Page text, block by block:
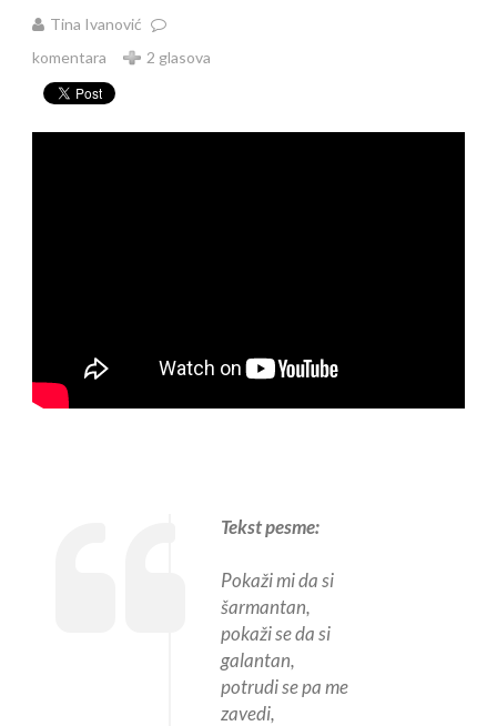
Tina Ivanović
komentara
2 glasova
Tekst pesme:
Pokaži mi da si
šarmantan,
pokaži se da si
galantan,
potrudi se pa me
zavedi,